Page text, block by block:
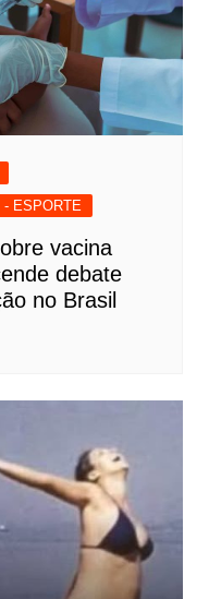
ESPORTE
vacina
debate
no Brasil